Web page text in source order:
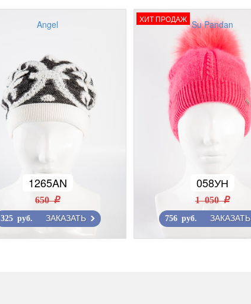
Angel
1265AN
650 r
325 руб. ЗАКАЗАТЬ
ХИТ ПРОДАЖ Su Pandan
058УН
1 050 r
756 руб. ЗАКАЗАТЬ